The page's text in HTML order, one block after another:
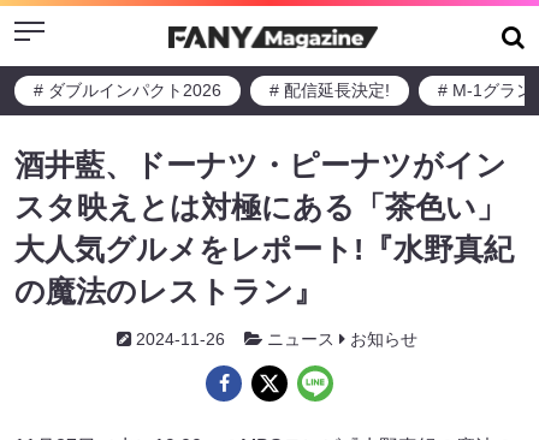
Menu
# ダブルインパクト2026 # 配信延長決定! # M-1グラン
酒井藍、ドーナツ・ピーナツがイン
スタ映えとは対極にある「茶色い」
大人気グルメをレポート!『水野真紀
の魔法のレストラン』
2024-11-26 ニュース お知らせ